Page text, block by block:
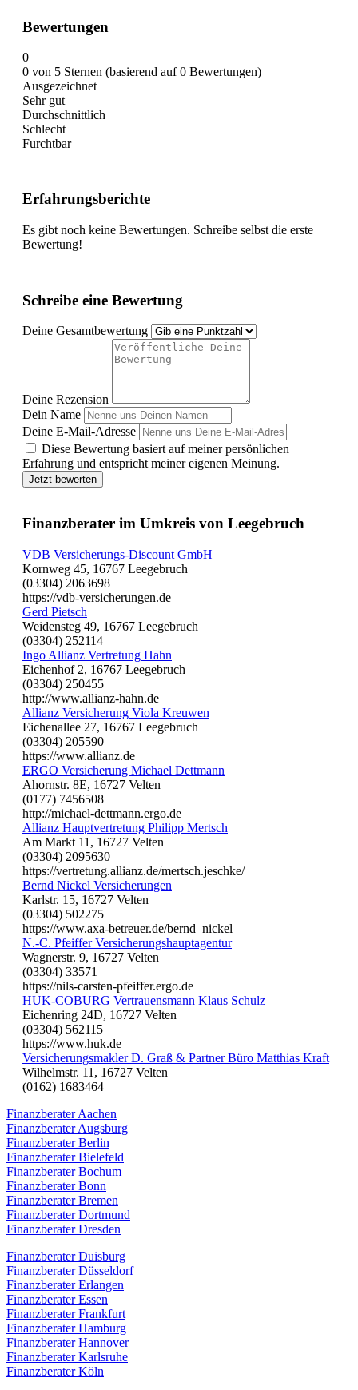
Bewertungen
0
0 von 5 Sternen (basierend auf 0 Bewertungen)
Ausgezeichnet
Sehr gut
Durchschnittlich
Schlecht
Furchtbar
Erfahrungsberichte
Es gibt noch keine Bewertungen. Schreibe selbst die erste
Bewertung!
Schreibe eine Bewertung
Deine Gesamtbewertung
Deine Rezension
Dein Name
Deine E-Mail-Adresse
Diese Bewertung basiert auf meiner persönlichen
Erfahrung und entspricht meiner eigenen Meinung.
Jetzt bewerten
Finanzberater im Umkreis von Leegebruch
VDB Versicherungs-Discount GmbH
Kornweg 45, 16767 Leegebruch
(03304) 2063698
https://vdb-versicherungen.de
Gerd Pietsch
Weidensteg 49, 16767 Leegebruch
(03304) 252114
Ingo Allianz Vertretung Hahn
Eichenhof 2, 16767 Leegebruch
(03304) 250455
http://www.allianz-hahn.de
Allianz Versicherung Viola Kreuwen
Eichenallee 27, 16767 Leegebruch
(03304) 205590
https://www.allianz.de
ERGO Versicherung Michael Dettmann
Ahornstr. 8E, 16727 Velten
(0177) 7456508
http://michael-dettmann.ergo.de
Allianz Hauptvertretung Philipp Mertsch
Am Markt 11, 16727 Velten
(03304) 2095630
https://vertretung.allianz.de/mertsch.jeschke/
Bernd Nickel Versicherungen
Karlstr. 15, 16727 Velten
(03304) 502275
https://www.axa-betreuer.de/bernd_nickel
N.-C. Pfeiffer Versicherungshauptagentur
Wagnerstr. 9, 16727 Velten
(03304) 33571
https://nils-carsten-pfeiffer.ergo.de
HUK-COBURG Vertrauensmann Klaus Schulz
Eichenring 24D, 16727 Velten
(03304) 562115
https://www.huk.de
Versicherungsmakler D. Graß & Partner Büro Matthias Kraft
Wilhelmstr. 11, 16727 Velten
(0162) 1683464
Finanzberater Aachen
Finanzberater Augsburg
Finanzberater Berlin
Finanzberater Bielefeld
Finanzberater Bochum
Finanzberater Bonn
Finanzberater Bremen
Finanzberater Dortmund
Finanzberater Dresden
Finanzberater Duisburg
Finanzberater Düsseldorf
Finanzberater Erlangen
Finanzberater Essen
Finanzberater Frankfurt
Finanzberater Hamburg
Finanzberater Hannover
Finanzberater Karlsruhe
Finanzberater Köln